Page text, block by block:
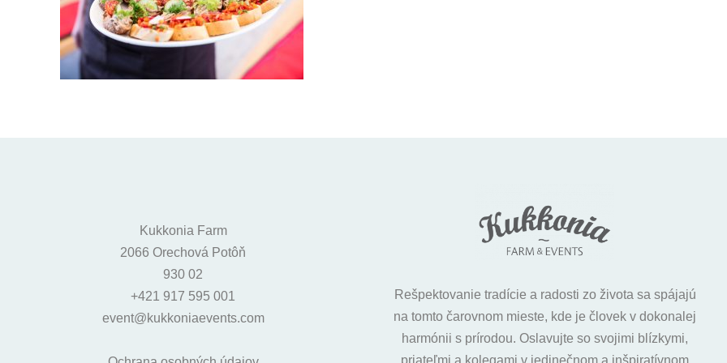
Kukkonia Farm
2066 Orechová Potôň
930 02
+421 917 595 001
event@kukkoniaevents.com
Rešpektovanie tradície a radosti zo života sa spájajú
na tomto čarovnom mieste, kde je človek v dokonalej
harmónii s prírodou. Oslavujte so svojimi blízkymi,
priateľmi a kolegami v jedinečnom a inšpiratívnom